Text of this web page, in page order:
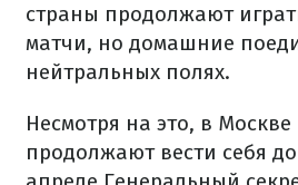
страны продолжают
матчи, но домашние
нейтральных полях.
Несмотря на это, в
продолжают вести себя